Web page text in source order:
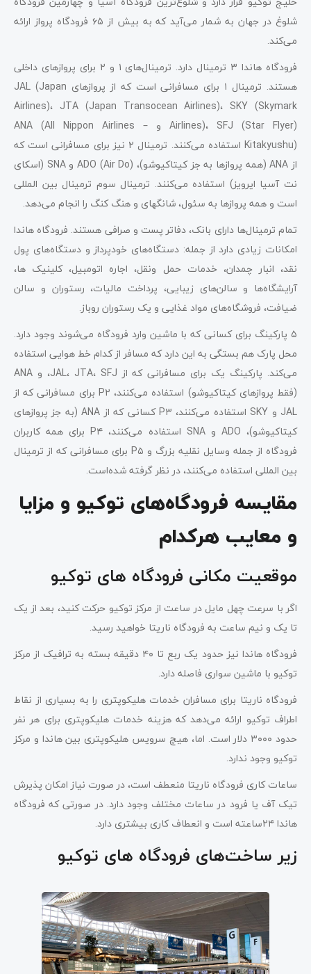
شلوغ در جهان به شمار می‌آید که به بیش از ۶۵ فرودگاه پرواز ارائه
می‌کند.
فرودگاه هاندا ۳ ترمینال دارد. ترمینال‌های ۱ و ۲ برای پروازهای داخلی
هستند. ترمینال ۱ برای مسافرانی است که از پروازهای JAL (Japan
Airlines)، JTA (Japan Transocean Airlines)، SKY (Skymark
Airlines)، SFJ (Star Flyer) و ANA (All Nippon Airlines –
Kitakyushu) استفاده می‌کنند. ترمینال ۲ نیز برای مسافرانی است که
از ANA (همه پروازها به جز کیتاکیوشو)، ADO (Air Do) و SNA (اسکای
نت آسیا ایرویز) استفاده می‌کنند. ترمینال سوم ترمینال بین المللی
است و همه پروازها به سئول، شانگهای و هنگ کنگ را انجام می‌دهد.
تمام ترمینال‌ها دارای بانک، دفاتر پست و صرافی هستند. فرودگاه هاندا
امکانات زیادی دارد از جمله: دستگاه‌های خودپرداز و دستگاه‌های پول
نقد، انبار چمدان، خدمات حمل ونقل، اجاره اتومبیل، کلینیک ها،
آرایشگاه‌ها و سالن‌های زیبایی، پرداخت مالیات، رستوران و سالن
ضیافت، فروشگاه‌های مواد غذایی و یک رستوران روباز.
۵ پارکینگ برای کسانی که با ماشین وارد فرودگاه می‌شوند وجود دارد.
محل پارک هم بستگی به این دارد که مسافر از کدام خط هوایی استفاده
می‌کند. پارکینگ یک برای مسافرانی که از JAL، JTA، SFJ، و ANA
(فقط پروازهای کیتاکیوشو) استفاده می‌کنند، P۲ برای مسافرانی که از
JAL و SKY استفاده می‌کنند، P۳ کسانی که از ANA (به جز پروازهای
کیتاکیوشو)، ADO و SNA استفاده می‌کنند، P۴ برای همه کاربران
فرودگاه از جمله وسایل نقلیه بزرگ و P۵ برای مسافرانی که از ترمینال
بین المللی استفاده می‌کنند، در نظر گرفته شده‌است.
مقایسه فرودگاه‌های توکیو و مزایا
و معایب هرکدام
موقعیت مکانی فرودگاه‌ های توکیو
اگر با سرعت چهل مایل در ساعت از مرکز توکیو حرکت کنید، بعد از یک
تا یک و نیم ساعت به فرودگاه ناریتا خواهید رسید.
فرودگاه هاندا نیز حدود یک ربع تا ۴۰ دقیقه بسته به ترافیک از مرکز
توکیو با ماشین سواری فاصله دارد.
فرودگاه ناریتا برای مسافران خدمات هلیکوپتری را به بسیاری از نقاط
اطراف توکیو ارائه می‌دهد که هزینه خدمات هلیکوپتری برای هر نفر
حدود ۳۰۰۰ دلار است. اما، هیچ سرویس هلیکوپتری بین هاندا و مرکز
توکیو وجود ندارد.
ساعات کاری فرودگاه ناریتا منعطف است، در صورت نیاز امکان پذیرش
تیک آف یا فرود در ساعات مختلف وجود دارد. در صورتی که فرودگاه
هاندا ۲۴ساعته است و انعطاف کاری بیشتری دارد.
زیر ساخت‌های فرودگاه‌ های توکیو